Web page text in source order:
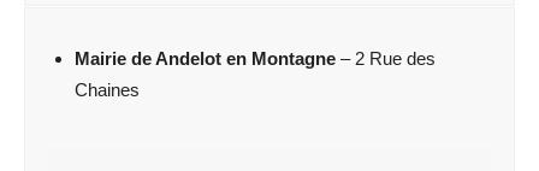
Mairie de Andelot en Montagne – 2 Rue des
Chaines